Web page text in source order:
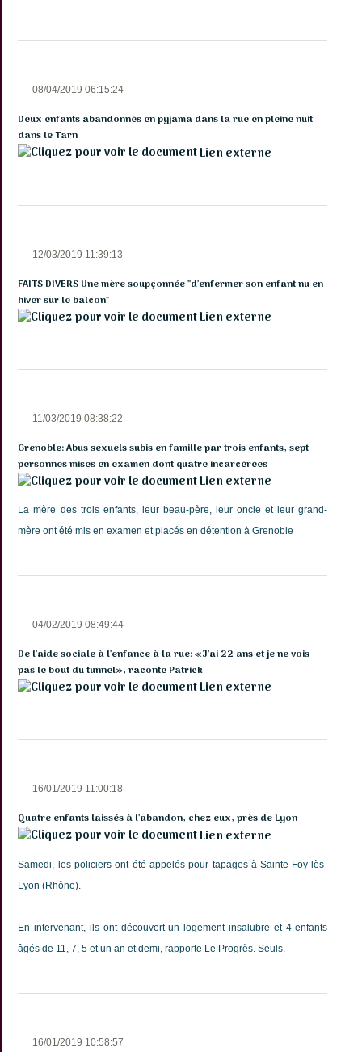
08/04/2019 06:15:24
Deux enfants abandonnés en pyjama dans la rue en pleine nuit
dans le Tarn
Lien externe
12/03/2019 11:39:13
FAITS DIVERS Une mère soupçonnée "d'enfermer son enfant nu en
hiver sur le balcon"
Lien externe
11/03/2019 08:38:22
Grenoble: Abus sexuels subis en famille par trois enfants, sept
personnes mises en examen dont quatre incarcérées
Lien externe
La mère des trois enfants, leur beau-père, leur oncle et leur grand-
mère ont été mis en examen et placés en détention à Grenoble
04/02/2019 08:49:44
De l'aide sociale à l'enfance à la rue: «J'ai 22 ans et je ne vois
pas le bout du tunnel», raconte Patrick
Lien externe
16/01/2019 11:00:18
Quatre enfants laissés à l'abandon, chez eux, près de Lyon
Lien externe
Samedi, les policiers ont été appelés pour tapages à Sainte-Foy-lès-
Lyon (Rhône).
En intervenant, ils ont découvert un logement insalubre et 4 enfants
âgés de 11, 7, 5 et un an et demi, rapporte Le Progrès. Seuls.
16/01/2019 10:58:57